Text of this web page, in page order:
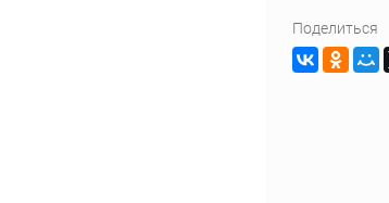
Поделиться